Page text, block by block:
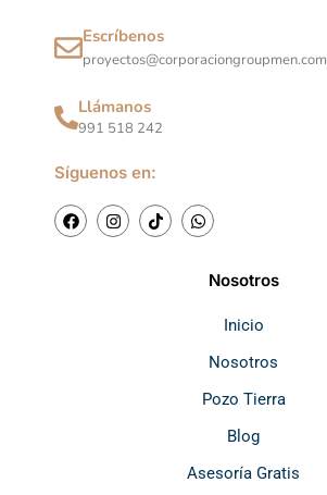
Escríbenos
proyectos@corporaciongroupmen.com
Llámanos
991 518 242
Síguenos en:
F
a
c
I
n
s
T
i
k
W
h
a
Nosotros
Inicio
Nosotros
Pozo Tierra
Blog
Asesoría Gratis